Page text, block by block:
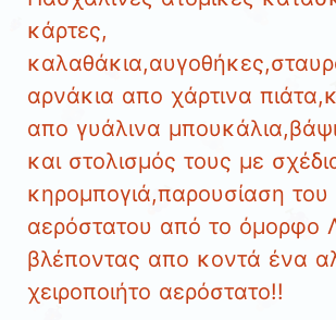
κάρτες,
αρνάκια απο χάρτινα
απο γυάλινα
και στολισμός τους με
κηρομπογιά,παρουσίαση του
αερόστατου από το όμορφο
βλέποντας απο κοντά ένα
χειροποιήτο αερόστατο!!